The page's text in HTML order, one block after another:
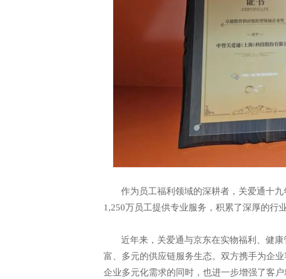
作为员工福利领域的深耕者，关爱通十
1,250万员工提供专业服务，积累了深厚的行
近年来，关爱通与京东在实物福利、健
富、多元的供应链服务生态。双方携手为企
企业多元化需求的同时，也进一步增强了客户
电话: 021-34014622
企业售前热线: 400-920-6969